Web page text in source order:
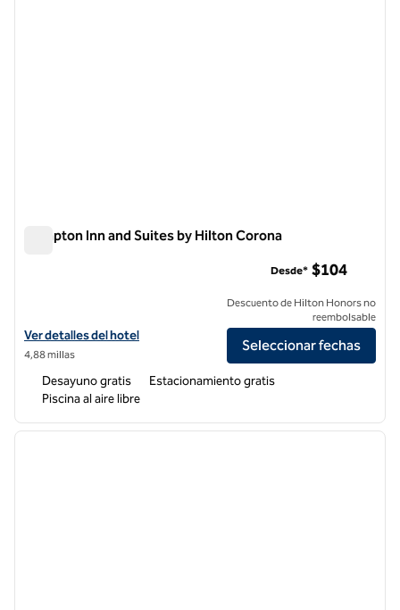
Hampton Inn and Suites by Hilton Corona
Ver detalles del hotel Hampton Inn and Suites by Hilton Corona
Ver detalles del hotel
4,88 millas
Desde* $104
Descuento de Hilton Honors no
reembolsable
Seleccionar fechas
Desayuno gratis
Estacionamiento gratis
Piscina al aire libre
1 de 12